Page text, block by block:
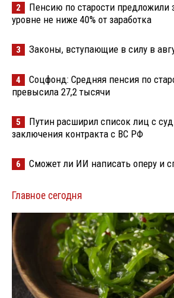
2
Пенсию по старости предложили
уровне не ниже 40% от заработка
3 Законы, вступающие в силу в
4
Соцфонд: Средняя пенсия по
превысила 27,2 тысячи
5
Путин расширил список лиц с
заключения контракта с ВС РФ
6 Сможет ли ИИ написать оперу и
Главное сегодня